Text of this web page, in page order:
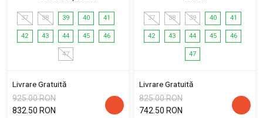
37 38 39 40 41
42 43 44 45 46
47
Livrare Gratuită
925.00 RON
832.50 RON
37 38 39 40 41
42 43 44 45 46
47
Livrare Gratuită
825.00 RON
742.50 RON